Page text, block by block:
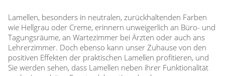
Verdunklungsplissees
Sonnenschutzplissees
Outdoor-Plissees
gemusterte Plissees
Rollos in Standardgrößen
Thermo Rollo
Doppelrollo
Klemmrollo
Raffrollo
Raffrollo Maß
Faltrollo / Raffgardinen
Flächenvorhang
Flächenvorhang nach Maß
Scheibengardinen
Lamellen, besonders in neutralen, zurückhaltenden Farben
wie Hellgrau oder Creme, erinnern unweigerlich an Büro- und
Tagungsräume, an Wartezimmer bei Ärzten oder auch ans
Lehrerzimmer. Doch ebenso kann unser Zuhause von den
positiven Effekten der praktischen Lamellen profitieren, und
Sie werden sehen, dass Lamellen neben ihrer Funktionalität